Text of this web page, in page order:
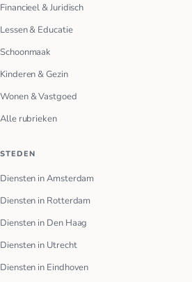
Financieel & Juridisch
Lessen & Educatie
Schoonmaak
Kinderen & Gezin
Wonen & Vastgoed
Alle rubrieken
STEDEN
Diensten in Amsterdam
Diensten in Rotterdam
Diensten in Den Haag
Diensten in Utrecht
Diensten in Eindhoven